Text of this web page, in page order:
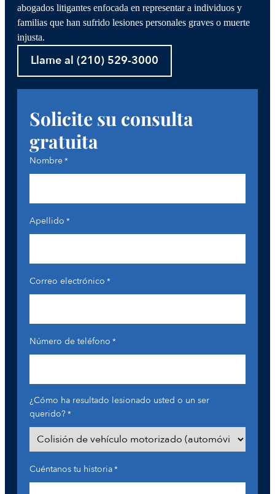
abogados litigantes enfocada en representar a individuos y
familias que han sufrido lesiones personales graves o muerte
injusta.
Llame al (210) 529-3000
Solicite su consulta
gratuita
Nombre*
Apellido *
Correo electrónico *
Número de teléfono *
¿Cómo ha resultado lesionado usted o un ser
querido?*
Cuéntanos tu historia*